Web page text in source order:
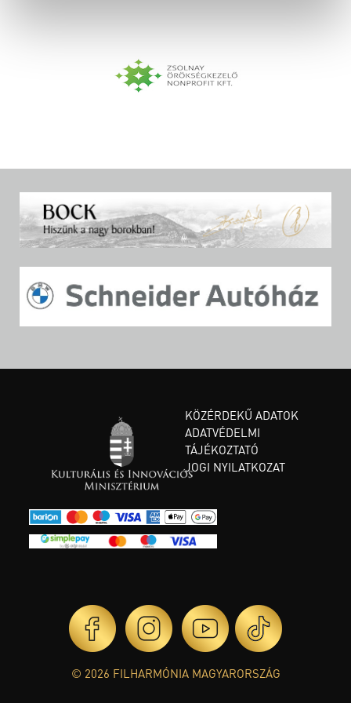
KÖZÉRDEKŰ ADATOK
ADATVÉDELMI
TÁJÉKOZTATÓ
JOGI NYILATKOZAT
© 2026 FILHARMÓNIA MAGYARORSZÁG